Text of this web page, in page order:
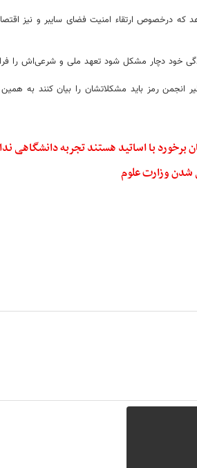
درخصوص ارتقاء امنیت فضای سایبر و نیز
خود دچار مشکل شود تعهد ملی و شرعی‌اش
رمز باید مشکلاتشان را بیان کنند به همین
با اساتید هستند تجربه دانشگاهی
شدن وزارت علوم